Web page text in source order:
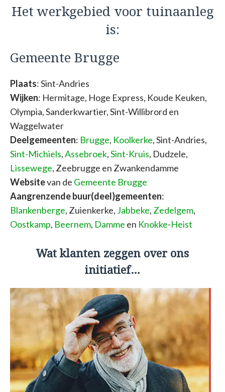
Het werkgebied voor tuinaanleg
is:
Gemeente Brugge
Plaats: Sint-Andries
Wijken: Hermitage, Hoge Express, Koude Keuken,
Olympia, Sanderkwartier, Sint-Willibrord en
Waggelwater
Deelgemeenten: Brugge, Koolkerke, Sint-Andries,
Sint-Michiels,Assebroek,Sint-Kruis, Dudzele,
Lissewege, Zeebrugge en Zwankendamme
Websitevan de Gemeente Brugge
Aangrenzende buur(deel)gemeenten:
Blankenberge, Zuienkerke, Jabbeke, Zedelgem,
Oostkamp, Beernem, Damme en Knokke-Heist
Wat klanten zeggen over ons
initiatief…